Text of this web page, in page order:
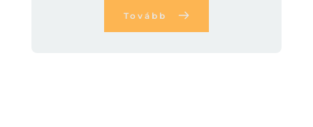
Tovább